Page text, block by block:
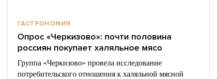
ГАСТРОНОМИЯ
Опрос «Черкизово»: почти половина
россиян покупает халяльное мясо
Группа «Черкизово» провела исследование
потребительского отношения к халяльной мясной